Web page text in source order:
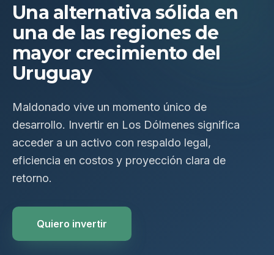
Una alternativa sólida en
una de las regiones de
mayor crecimiento del
Uruguay
Maldonado vive un momento único de
desarrollo. Invertir en Los Dólmenes significa
acceder a un activo con respaldo legal,
eficiencia en costos y proyección clara de
retorno.
Quiero invertir